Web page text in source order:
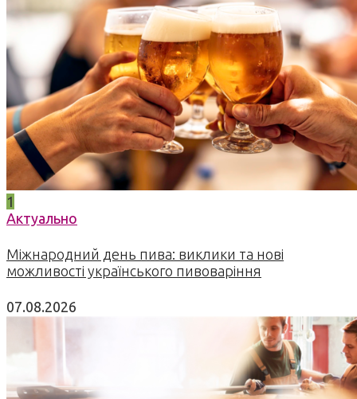
1
Актуально
Міжнародний день пива: виклики та нові
можливості українського пивоваріння
07.08.2026